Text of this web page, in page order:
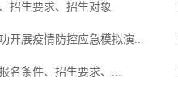
招生要求、招生对象
开展疫情防控应急模拟演...
名条件、招生要求、...